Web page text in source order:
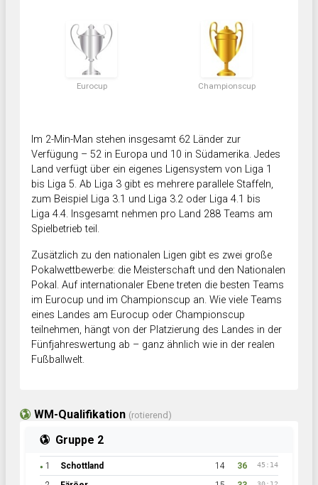
Eurocup Championscup
Im 2-Min-Man stehen insgesamt 62 Länder zur
Verfügung – 52 in Europa und 10 in Südamerika. Jedes
Land verfügt über ein eigenes Ligensystem von Liga 1
bis Liga 5. Ab Liga 3 gibt es mehrere parallele Staffeln,
zum Beispiel Liga 3.1 und Liga 3.2 oder Liga 4.1 bis
Liga 4.4. Insgesamt nehmen pro Land 288 Teams am
Spielbetrieb teil.
Zusätzlich zu den nationalen Ligen gibt es zwei große
Pokalwettbewerbe: die Meisterschaft und den Nationalen
Pokal. Auf internationaler Ebene treten die besten Teams
im Eurocup und im Championscup an. Wie viele Teams
eines Landes am Eurocup oder Championscup
teilnehmen, hängt von der Platzierung des Landes in der
Fünfjahreswertung ab – ganz ähnlich wie in der realen
Fußballwelt.
WM-Qualifikation (rotierend)
Gruppe 2
● 1 Schottland 14 36 45:14